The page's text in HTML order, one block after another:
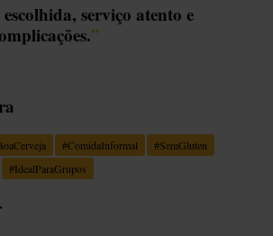
serviço atento e
”
#ComidaInformal #SemGluten
#IdealParaGrupos